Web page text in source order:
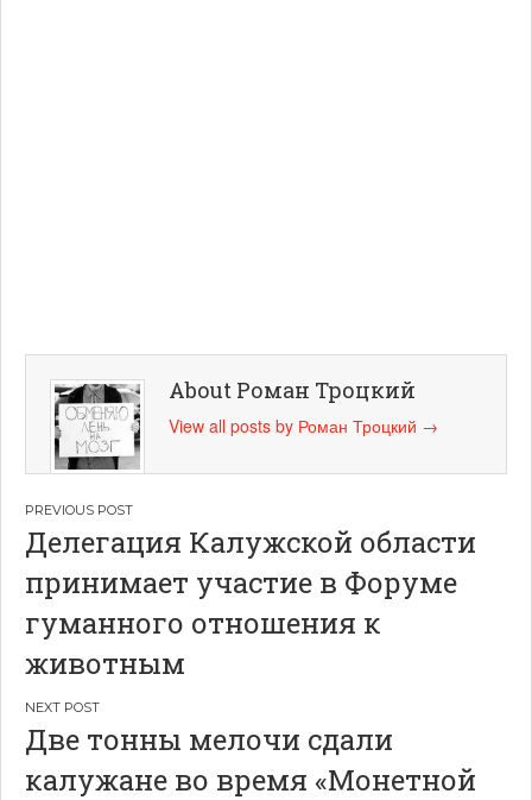
About Роман Троцкий
View all posts by Роман Троцкий →
Навигация
по
записям
Делегация Калужской области
принимает участие в Форуме
гуманного отношения к
животным
Две тонны мелочи сдали
калужане во время «Монетной